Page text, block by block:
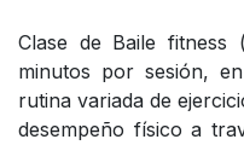
Clase de Baile fitness
minutos por sesión,
rutina variada de
desempeño físico a